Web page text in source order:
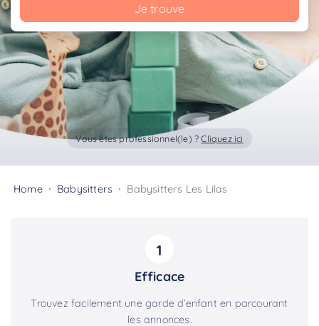
Je trouve
Vous êtes professionnel(le) ?Cliquez ici
Home Babysitters Babysitters Les Lilas
1
Efficace
Trouvez facilement une garde d’enfant en parcourant
les annonces.